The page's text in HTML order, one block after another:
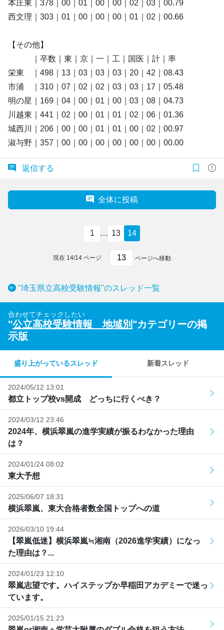
本庄東｜378｜00｜01｜00｜00｜02｜03｜00.79
西文理｜303｜01｜00｜00｜00｜01｜02｜00.66
【その他】
｜卒数｜東｜京｜一｜工｜国医｜計｜率
栄東 ｜498｜13｜03｜03｜03｜20｜42｜08.43
市浦 ｜310｜07｜02｜02｜03｜03｜17｜05.48
明の星｜169｜04｜00｜01｜00｜03｜08｜04.73
川越東｜441｜02｜00｜01｜01｜02｜06｜01.36
城西川｜206｜00｜00｜01｜01｜00｜02｜00.97
淑与野｜357｜00｜00｜00｜00｜00｜00｜00.00
返信する
全体に投稿
1 … 13 14
現在 14/14 ページ ページへ移動
"埼玉県立高校受験情報"のスレッド一覧
合わせてチェックしたい
"公立高校受験情報 地域別 "カテゴリーの掲
示版
盛り上がっているスレッド 新着スレッド
2024/05/12 13:01
都立トップ校vs開成 どっちに行くべき？
2024/03/12 23:46
2024年、横浜翠嵐の進学実績が振るわなかった理由
は？
2024/01/24 08:02
東大予想
2025/06/07 18:31
横浜翠嵐、東大合格者数全国トップへの道
2026/03/10 19:44
【翠嵐低迷】横浜翠嵐≒湘南（2026進学実績）になっ
た理由は？...
2024/01/23 12:10
翠嵐志望です。ハイステップか早稲田アカデミーで迷っ
ています。
2025/01/15 21:23